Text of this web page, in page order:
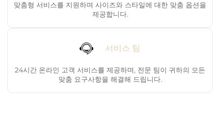
맞춤형 서비스를 지원하며 사이즈와 스타일에 대한 맞춤 옵션을
제공합니다.
서비스 팀
24시간 온라인 고객 서비스를 제공하며, 전문 팀이 귀하의 모든
맞춤 요구사항을 해결해 드립니다.